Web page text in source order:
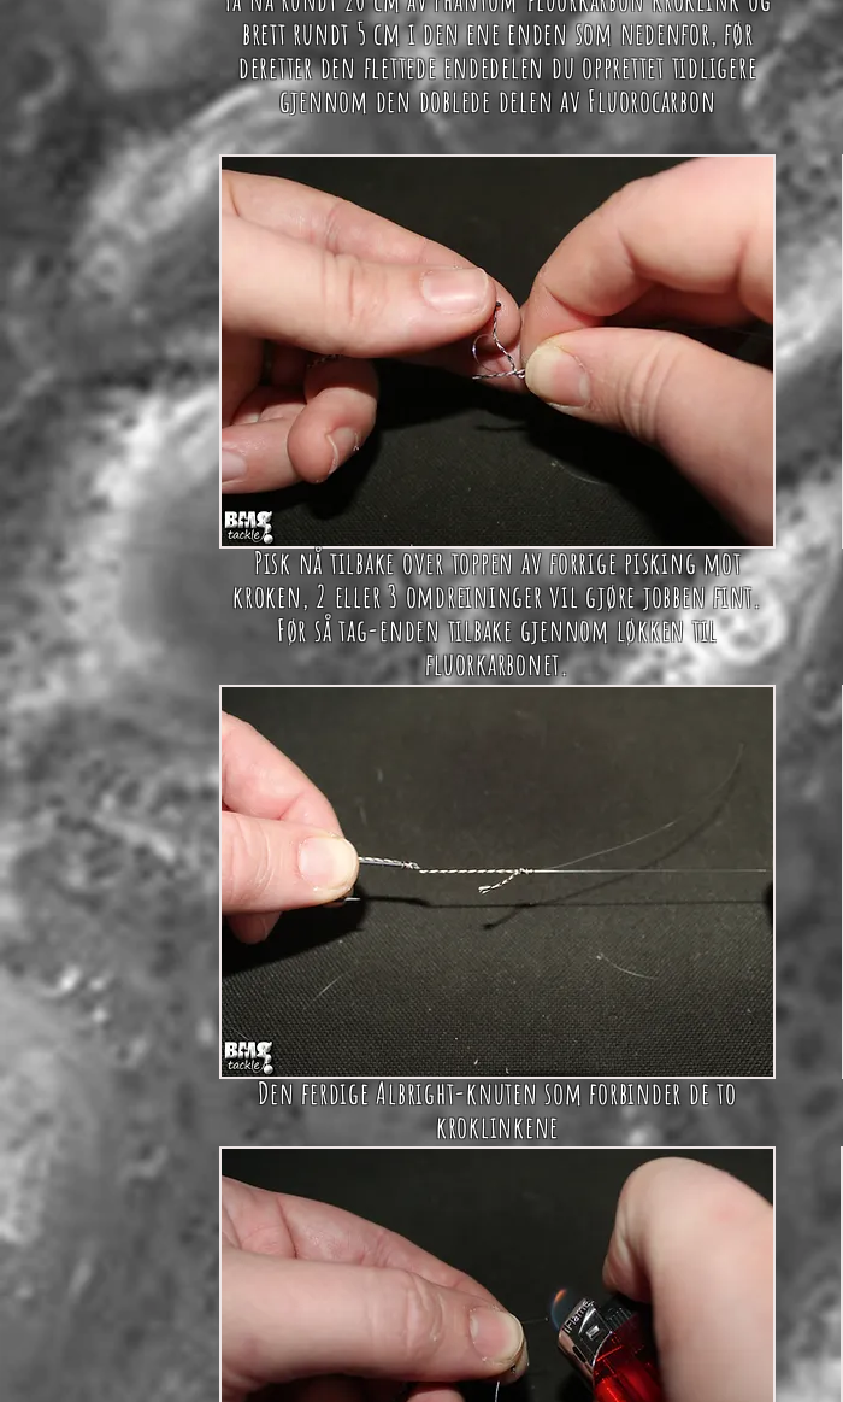
brett rundt 5 cm i den ene enden som nedenfor, før
deretter den flettede endedelen du opprettet tidligere
gjennom den doblede delen av Fluorocarbon
Pisk nå tilbake over toppen av forrige pisking mot
kroken, 2 eller 3 omdreininger vil gjøre jobben fint.
Før så tag-enden tilbake gjennom løkken til
fluorkarbonet.
Den ferdige Albright-knuten som forbinder de to
kroklinkene